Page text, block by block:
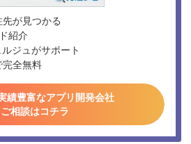
先が見つかる
紹介
ジュがサポート
完全無料
績豊富なアプリ開発会社
ご相談はコチラ